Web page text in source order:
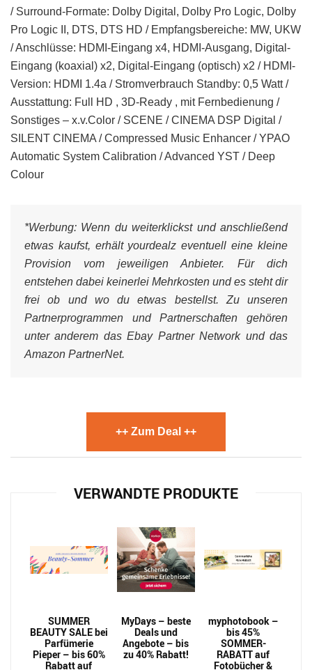
/ Surround-Formate: Dolby Digital, Dolby Pro Logic, Dolby
Pro Logic II, DTS, DTS HD / Empfangsbereiche: MW, UKW
/ Anschlüsse: HDMI-Eingang x4, HDMI-Ausgang, Digital-
Eingang (koaxial) x2, Digital-Eingang (optisch) x2 / HDMI-
Version: HDMI 1.4a / Stromverbrauch Standby: 0,5 Watt /
Ausstattung: Full HD , 3D-Ready , mit Fernbedienung /
Sonstiges – x.v.Color / SCENE / CINEMA DSP Digital /
SILENT CINEMA / Compressed Music Enhancer / YPAO
Automatic System Calibration / Advanced YST / Deep
Colour
*Werbung: Wenn du weiterklickst und anschließend
etwas kaufst, erhält yourdealz eventuell eine kleine
Provision vom jeweiligen Anbieter. Für dich
entstehen dabei keinerlei Mehrkosten und es steht dir
frei ob und wo du etwas bestellst. Zu unseren
Partnerprogrammen und Partnerschaften gehören
unter anderem das Ebay Partner Network und das
Amazon PartnerNet.
++ Zum Deal ++
VERWANDTE PRODUKTE
SUMMER
BEAUTY SALE bei
Parfümerie
Pieper – bis 60%
Rabatt auf
MyDays – beste
Deals und
Angebote – bis
zu 40% Rabatt!
myphotobook –
bis 45%
SOMMER-
RABATT auf
Fotobücher &